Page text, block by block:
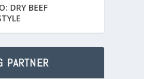
DRY BEEF
PARTNER